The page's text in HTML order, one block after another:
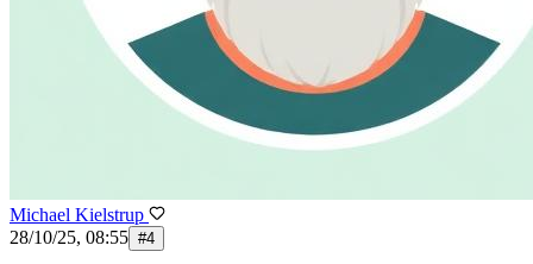
Michael Kielstrup
28/10/25, 08:55 #4